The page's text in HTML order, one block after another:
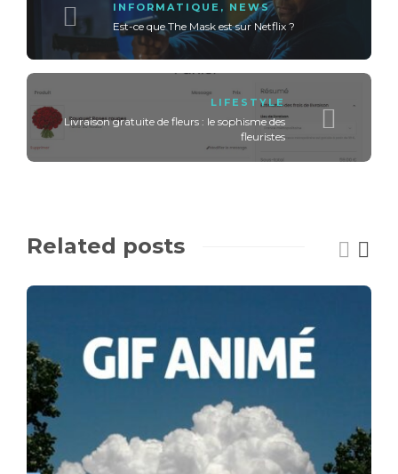
INFORMATIQUE , NEWS
Est-ce que The Mask est sur Netflix ?
LIFESTYLE
Livraison gratuite de fleurs : le sophisme des
fleuristes
Related posts